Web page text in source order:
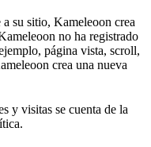
su sitio, Kameleoon crea
no ha registrado
página vista, scroll,
crea una nueva
y visitas se cuenta de la